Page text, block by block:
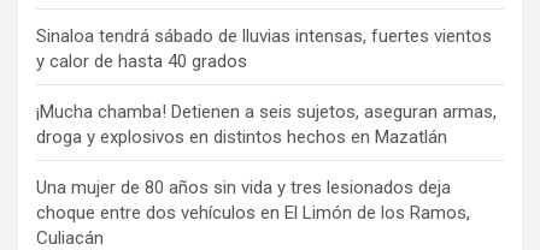
Sinaloa tendrá sábado de lluvias intensas, fuertes vientos
y calor de hasta 40 grados
¡Mucha chamba! Detienen a seis sujetos, aseguran armas,
droga y explosivos en distintos hechos en Mazatlán
Una mujer de 80 años sin vida y tres lesionados deja
choque entre dos vehículos en El Limón de los Ramos,
Culiacán